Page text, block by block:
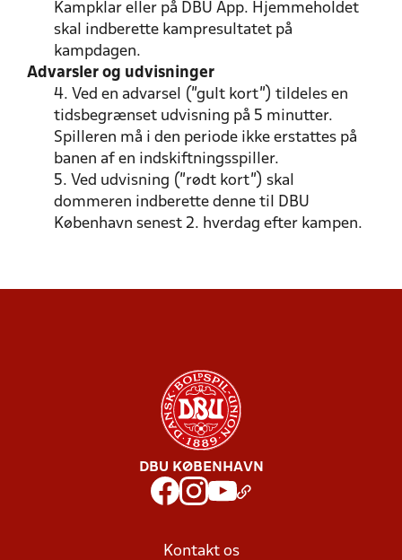
Kampklar eller på DBU App. Hjemmeholdet
skal indberette kampresultatet på
kampdagen.
Advarsler og udvisninger
4. Ved en advarsel ("gult kort") tildeles en
tidsbegrænset udvisning på 5 minutter.
Spilleren må i den periode ikke erstattes på
banen af en indskiftningsspiller.
5. Ved udvisning ("rødt kort") skal
dommeren indberette denne til DBU
København senest 2. hverdag efter kampen.
DBU KØBENHAVN
Kontakt os